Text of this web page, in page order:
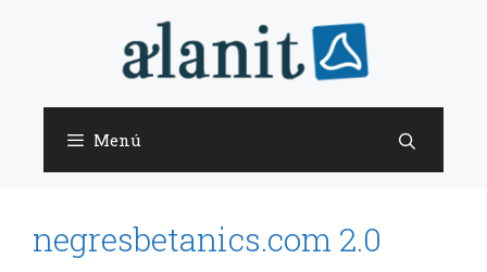
Menú
negresbetanics.com 2.0